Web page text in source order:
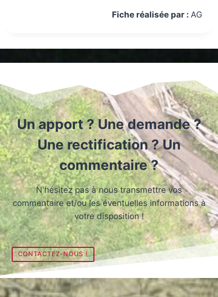
Fiche réalisée par : AG
Un apport ? Une demande ?
Une rectification ? Un
commentaire ?
N'hésitez pas à nous transmettre vos
commentaire et/ou les éventuelles informations à
votre disposition !
CONTACTEZ-NOUS !